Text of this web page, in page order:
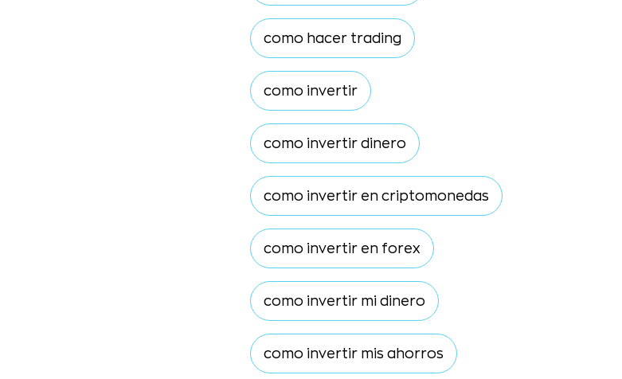
como hacer trading
como invertir
como invertir dinero
como invertir en criptomonedas
como invertir en forex
como invertir mi dinero
como invertir mis ahorros